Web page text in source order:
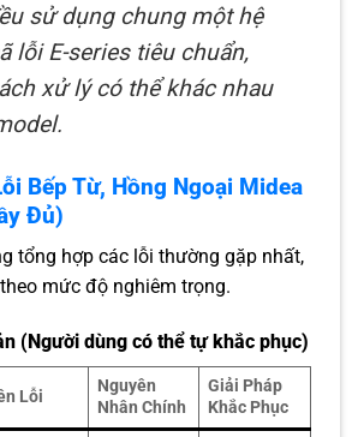
sử dụng chung một hệ
lỗi E-series tiêu chuẩn,
xử lý có thể khác nhau
Bếp Từ, Hồng Ngoại Midea
Đủ)
tổng hợp các lỗi thường gặp nhất,
mức độ nghiêm trọng.
(Người dùng có thể tự khắc phục)
Lỗi
Nguyên
Nhân Chính
Giải Pháp
Khắc Phục